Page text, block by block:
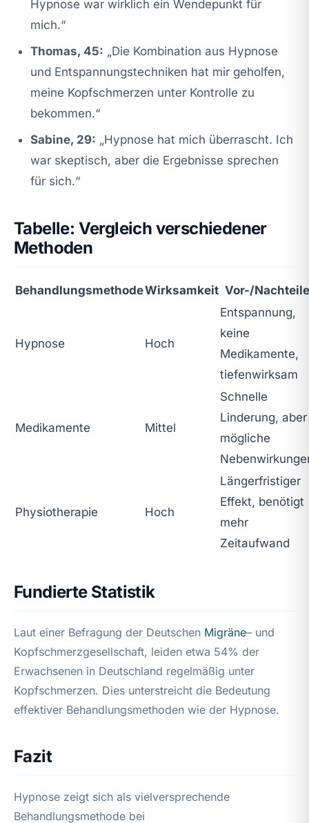
Hypnose war wirklich ein Wendepunkt für
mich.“
Thomas, 45: „Die Kombination aus Hypnose
und Entspannungstechniken hat mir geholfen,
meine Kopfschmerzen unter Kontrolle zu
bekommen.“
Sabine, 29: „Hypnose hat mich überrascht. Ich
war skeptisch, aber die Ergebnisse sprechen
für sich.“
Tabelle: Vergleich verschiedener
Methoden
BehandlungsmethodeWirksamkeit Vor-/Nachteile
Hypnose Hoch
Entspannung,
keine
Medikamente,
tiefenwirksam
Medikamente Mittel
Schnelle
Linderung, aber
mögliche
Physiotherapie Hoch
Längerfristiger
Effekt, benötigt
mehr
Zeitaufwand
Fundierte Statistik
Laut einer Befragung der Deutschen Migräne– und
Kopfschmerzgesellschaft, leiden etwa 54% der
Erwachsenen in Deutschland regelmäßig unter
Kopfschmerzen. Dies unterstreicht die Bedeutung
effektiver Behandlungsmethoden wie der Hypnose.
Fazit
Hypnose zeigt sich als vielversprechende
Behandlungsmethode bei